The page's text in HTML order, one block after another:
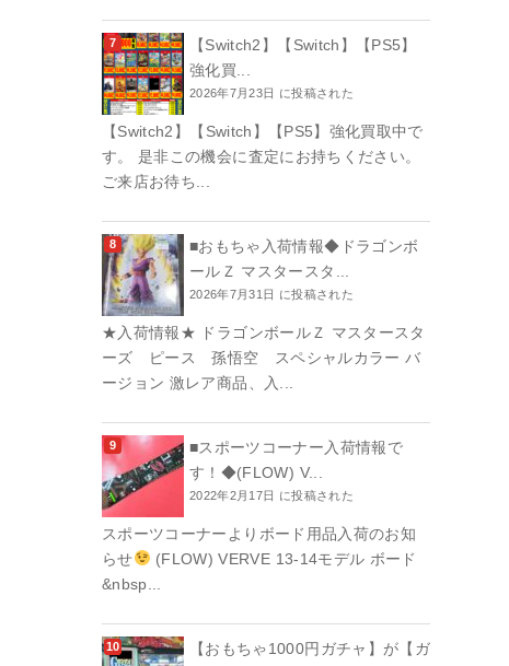
【Switch2】【Switch】【PS5】
強化買...
2026年7月23日 に投稿された
【Switch2】【Switch】【PS5】強化買取中で
す。 是非この機会に査定にお持ちください。
ご来店お待ち...
■おもちゃ入荷情報◆ドラゴンボ
ールＺ マスタースタ...
2026年7月31日 に投稿された
★入荷情報★ ドラゴンボールＺ マスタースタ
ーズ ピース 孫悟空 スペシャルカラー バ
ージョン 激レア商品、入...
■スポーツコーナー入荷情報で
す！◆(FLOW) V...
2022年2月17日 に投稿された
スポーツコーナーよりボード用品入荷のお知
らせ
(FLOW) VERVE 13-14モデル ボード
&nbsp...
【おもちゃ1000円ガチャ】が【ガ